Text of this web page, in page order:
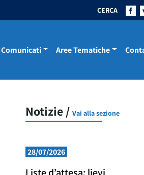
CERCA
Comunicati Aree Tematiche
Notizie / Vai alla sezione
28/07/2026